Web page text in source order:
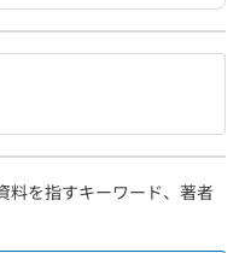
料を指すキーワード、著者